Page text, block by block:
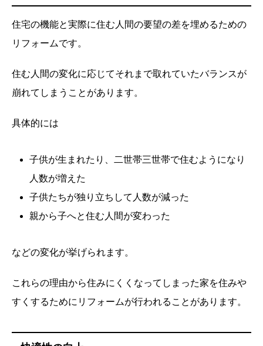
住宅の機能と実際に住む人間の要望の差を埋めるための
リフォームです。
住む人間の変化に応じてそれまで取れていたバランスが
崩れてしまうことがあります。
具体的には
子供が生まれたり、二世帯三世帯で住むようになり
人数が増えた
子供たちが独り立ちして人数が減った
親から子へと住む人間が変わった
などの変化が挙げられます。
これらの理由から住みにくくなってしまった家を住みや
すくするためにリフォームが行われることがあります。